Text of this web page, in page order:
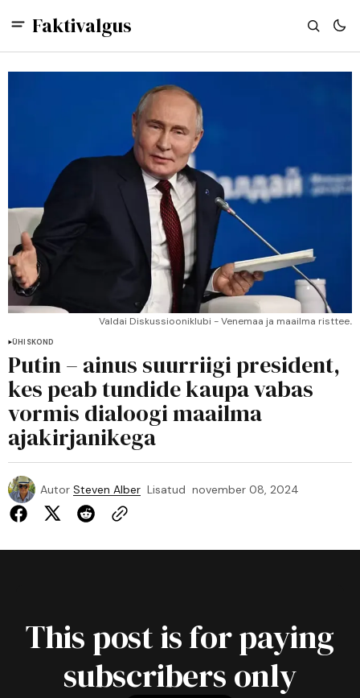
Faktivalgus
Valdai Diskussiooniklubi - Venemaa ja maailma risttee.
ÜHISKOND
Putin – ainus suurriigi president,
kes peab tundide kaupa vabas
vormis dialoogi maailma
ajakirjanikega
Autor Steven Alber Lisatud november 08, 2024
This post is for paying
subscribers only